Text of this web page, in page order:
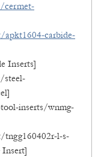
cermet-
carbide-
Inserts]
steel-
inserts/wnmg-
tngg160402r-l-s-